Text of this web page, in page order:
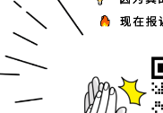
升初如何备战“分
沈阳奥数网整理2012-08-07